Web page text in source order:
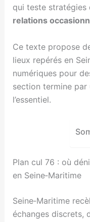
qui teste
relations
Ce texte propose
lieux repérés en
numériques pour
section termine
l’essentiel.
Plan cul 76 : où
en Seine‑Maritime
Seine‑Maritime
échanges discrets,